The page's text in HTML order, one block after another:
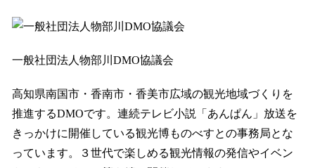
一般社団法人物部川DMO協議会
高知県南国市・香南市・香美市広域の観光地域づくりを
推進するDMOです。連続テレビ小説「あんぱん」放送を
きっかけに開催している観光博ものべすとの事務局とな
っています。３世代で楽しめる観光情報の発信やイベン